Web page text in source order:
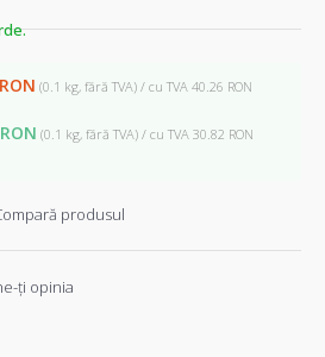
(0.1 kg, fără TVA) / cu TVA 40.26 RON
(0.1 kg, fără TVA) / cu TVA 30.82 RON
produsul
ţi opinia